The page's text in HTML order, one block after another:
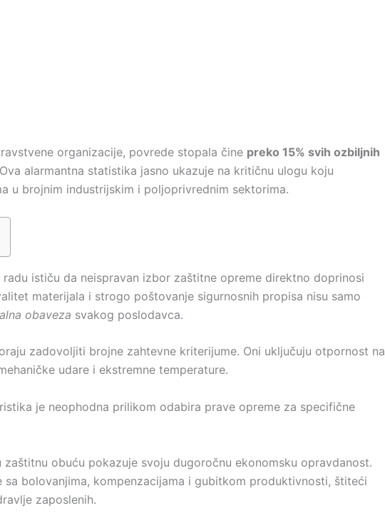
organizacije, povrede stopala čine preko 15% svih ozbiljnih
alarmantna statistika jasno ukazuje na kritičnu ulogu koju
u brojnim industrijskim i poljoprivrednim sektorima.
ističu da neispravan izbor zaštitne opreme direktno doprinosi
materijala i strogo poštovanje sigurnosnih propisa nisu samo
obaveza svakog poslodavca.
zadovoljiti brojne zahtevne kriterijume. Oni uključuju otpornost na
udare i ekstremne temperature.
je neophodna prilikom odabira prave opreme za specifične
obuću pokazuje svoju dugoročnu ekonomsku opravdanost.
sa bolovanjima, kompenzacijama i gubitkom produktivnosti, štiteći
zaposlenih.